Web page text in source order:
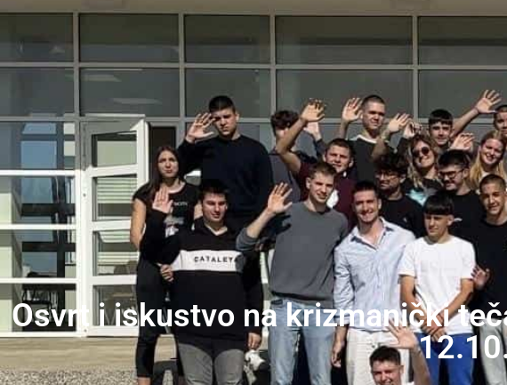
Osvrt i iskustvo na krizmanički